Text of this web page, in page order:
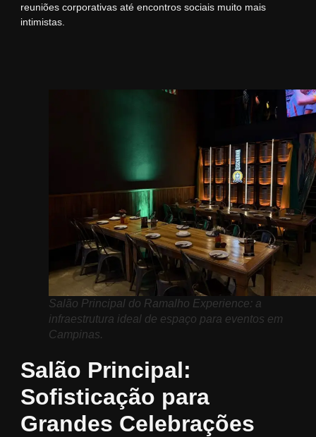
reuniões corporativas até encontros sociais muito mais
intimistas.
Salão Principal do Ramalho Experience: a
infraestrutura ideal de espaço para eventos em
Campinas.
Salão Principal:
Sofisticação para
Grandes Celebrações